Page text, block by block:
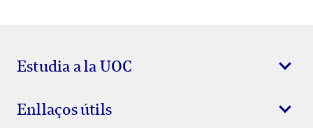
Estudia a la UOC
Enllaços útils